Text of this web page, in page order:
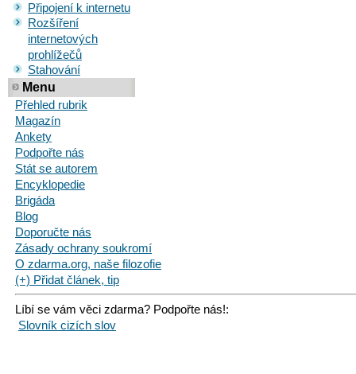
Připojení k internetu
Rozšíření
internetových
prohlížečů
Stahování
Menu
Přehled rubrik
Magazín
Ankety
Podpořte nás
Stát se autorem
Encyklopedie
Brigáda
Blog
Doporučte nás
Zásady ochrany soukromí
O zdarma.org, naše filozofie
(+) Přidat článek, tip
Líbí se vám věci zdarma? Podpořte nás!:
Slovník cizích slov